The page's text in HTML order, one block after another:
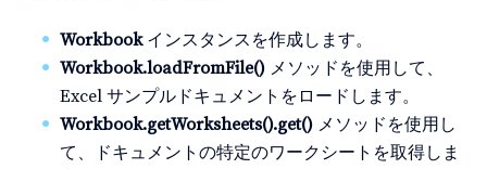
Workbookインスタンスを作成します。
Workbook.loadFromFile() メソッドを使用して、
Excel サンプルドキュメントをロードします。
Workbook.getWorksheets().get() メソッドを使用し
て、ドキュメントの特定のワークシートを取得しま